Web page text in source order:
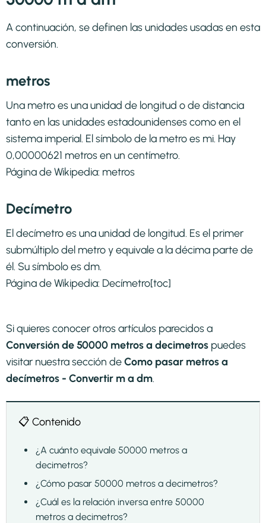
A continuación, se definen las unidades usadas en esta
conversión.
metros
Una metro es una unidad de longitud o de distancia
tanto en las unidades estadounidenses como en el
sistema imperial. El símbolo de la metro es mi. Hay
0,00000621 metros en un centímetro.
Página de Wikipedia: metros
Decímetro
El decímetro es una unidad de longitud. Es el primer
submúltiplo del metro y equivale a la décima parte de
él. Su símbolo es dm.
Página de Wikipedia: Decímetro[toc]
Si quieres conocer otros artículos parecidos a
Conversión de 50000 metros a decimetros puedes
visitar nuestra sección deComo pasar metros a
decímetros - Convertir m a dm.
📋 Contenido
¿A cuánto equivale 50000 metros a
decimetros?
¿Cómo pasar 50000 metros a decimetros?
¿Cuál es la relación inversa entre 50000
metros a decimetros?